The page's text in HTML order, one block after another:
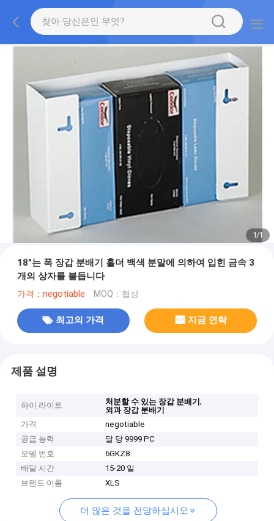
1/1
18"는 폭 장갑 분배기 홀더 백색 분말에 의하여 입힌 금속 3
개의 상자를 붙듭니다
가격：negotiable MOQ：협상
최고의 가격 지금 연락
제품 설명
하이 라이트 처분할 수 있는 장갑 분배기,
외과 장갑 분배기
가격
negotiable
공급 능력
달 당 9999 PC
모델 번호
6GKZ8
배달 시간
15-20 일
브랜드 이름
XLS
더 많은 것을 전망하십시오